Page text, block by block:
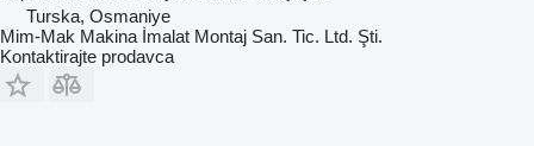
Turska, Osmaniye
Mim-Mak Makina İmalat Montaj San. Tic. Ltd. Şti.
Kontaktirajte prodavca